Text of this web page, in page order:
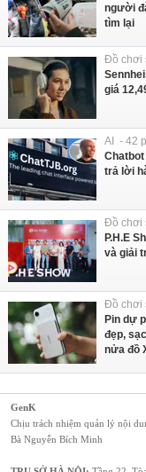
người
tìm lại
Đồ chơi
giá
AI - 42
trả lời
Đồ chơi
P.H.E
và giải
Đồ chơi
Pin dự
đẹp,
nửa đồ
GenK
Chịu trách nhiệm quản lý nội
Bà Nguyễn Bích Minh